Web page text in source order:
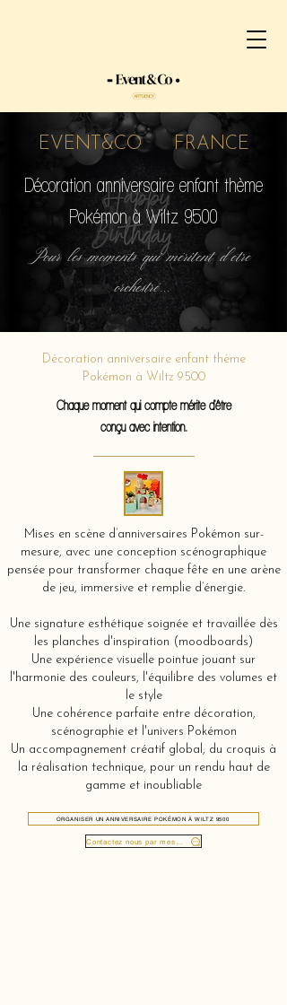
EVENT&CO FRANCE
Décoration anniversaire enfant thème
Pokémon à Wiltz 9500
Pour les moments qui méritent d'etre
orchestré...
Décoration anniversaire enfant thème
Pokémon à Wiltz 9500
Chaque moment qui compte mérite d'être
conçu avec intention.
Mises en scène d’anniversaires Pokémon sur-
mesure, avec une conception scénographique
pensée pour transformer chaque fête en une arène
de jeu, immersive et remplie d’énergie.
Une signature esthétique soignée et travaillée dès
les planches d'inspiration (moodboards)
Une expérience visuelle pointue jouant sur
l'harmonie des couleurs, l'équilibre des volumes et
le style
Une cohérence parfaite entre décoration,
scénographie et l'univers Pokémon
Un accompagnement créatif global, du croquis à
la réalisation technique, pour un rendu haut de
gamme et inoubliable
ORGANISER UN ANNIVERSAIRE POKÉMON À WILTZ 9500